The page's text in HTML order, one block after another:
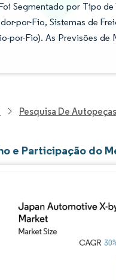
Segmentado por Tipo de
por-Fio, Sistemas de
por-Fio). As Previsões de
Pesquisa De Autopeças
e Participação do